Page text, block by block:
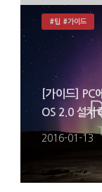
[가이드] PC
OS 2.0 설치
2016-01-13
#팁 #가이드